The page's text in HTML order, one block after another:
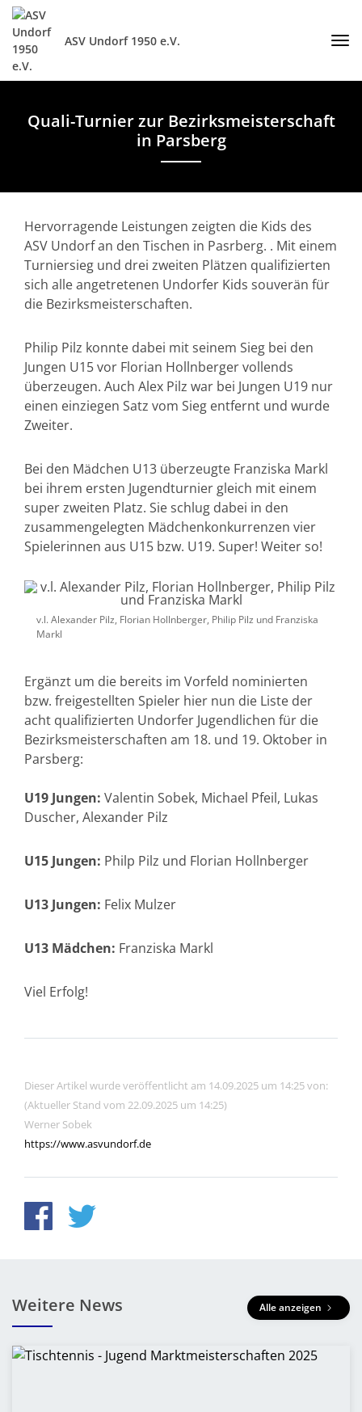
ASV Undorf 1950 e.V.
Quali-Turnier zur Bezirksmeisterschaft
in Parsberg
Hervorragende Leistungen zeigten die Kids des
ASV Undorf an den Tischen in Pasrberg. . Mit einem
Turniersieg und drei zweiten Plätzen qualifizierten
sich alle angetretenen Undorfer Kids souverän für
die Bezirksmeisterschaften.
Philip Pilz konnte dabei mit seinem Sieg bei den
Jungen U15 vor Florian Hollnberger vollends
überzeugen. Auch Alex Pilz war bei Jungen U19 nur
einen einziegen Satz vom Sieg entfernt und wurde
Zweiter.
Bei den Mädchen U13 überzeugte Franziska Markl
bei ihrem ersten Jugendturnier gleich mit einem
super zweiten Platz. Sie schlug dabei in den
zusammengelegten Mädchenkonkurrenzen vier
Spielerinnen aus U15 bzw. U19. Super! Weiter so!
v.l. Alexander Pilz, Florian Hollnberger, Philip Pilz und Franziska
Markl
Ergänzt um die bereits im Vorfeld nominierten
bzw. freigestellten Spieler hier nun die Liste der
acht qualifizierten Undorfer Jugendlichen für die
Bezirksmeisterschaften am 18. und 19. Oktober in
Parsberg:
U19 Jungen: Valentin Sobek, Michael Pfeil, Lukas
Duscher, Alexander Pilz
U15 Jungen: Philp Pilz und Florian Hollnberger
U13 Jungen: Felix Mulzer
U13 Mädchen: Franziska Markl
Viel Erfolg!
Dieser Artikel wurde veröffentlicht am 14.09.2025 um 14:25 von:
(Aktueller Stand vom 22.09.2025 um 14:25)
Werner Sobek
https://www.asvundorf.de
Weitere News Alle anzeigen